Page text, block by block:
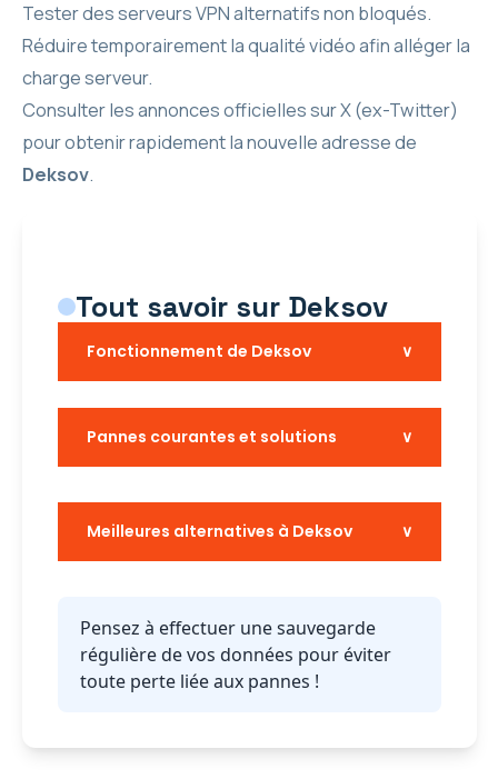
Tester des serveurs VPN alternatifs non bloqués.
Réduire temporairement la qualité vidéo afin alléger la
charge serveur.
Consulter les annonces officielles sur X (ex-Twitter)
pour obtenir rapidement la nouvelle adresse de
Deksov.
Tout savoir sur Deksov
Fonctionnement de Deksov ∨
Pannes courantes et solutions ∨
Meilleures alternatives à Deksov ∨
Pensez à effectuer une sauvegarde
régulière de vos données pour éviter
toute perte liée aux pannes !